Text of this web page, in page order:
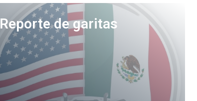
Reporte de garitas